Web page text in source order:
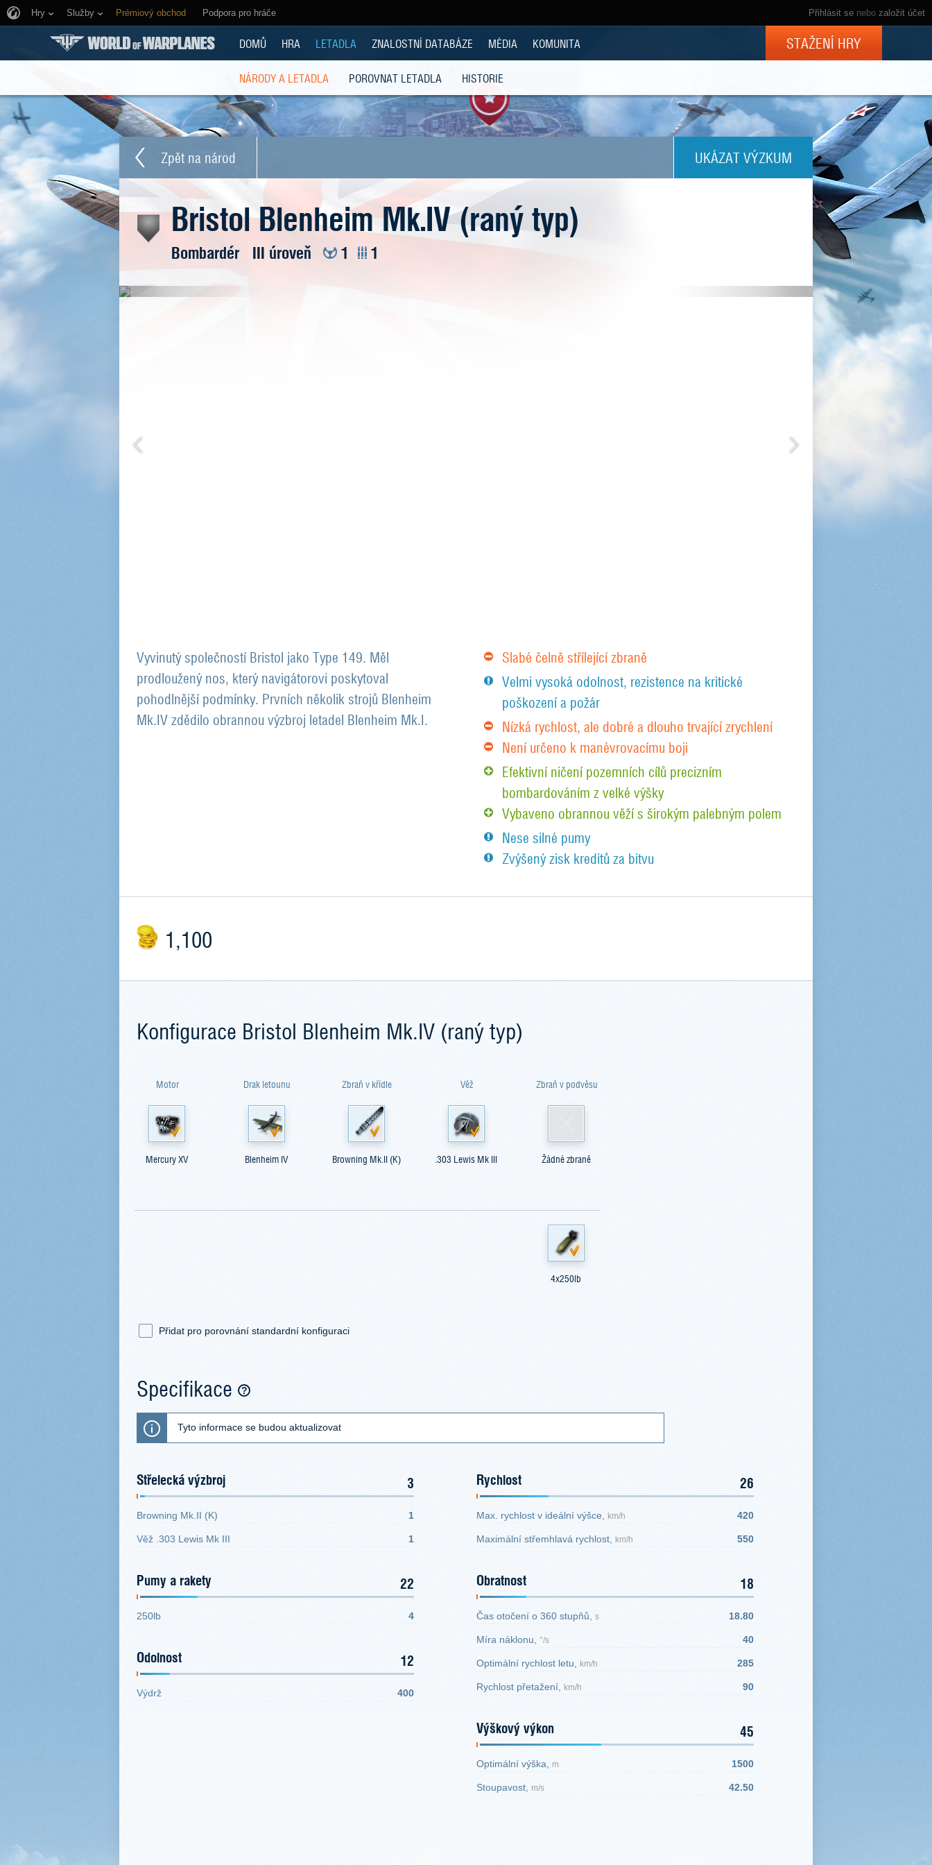
Přihlásit se nebo založit účet
Hry Služby Prémiový obchod Podpora pro hráče
DOMŮ HRA LETADLA ZNALOSTNÍ DATABÁZE MÉDIA KOMUNITA STAŽENÍ HRY
NÁRODY A LETADLA POROVNAT LETADLA HISTORIE
Zpět na národ UKÁZAT VÝZKUM
Bristol Blenheim Mk.IV (raný typ)
Bombardér III úroveň 1 1
Vyvinutý společností Bristol jako Type 149. Měl
prodloužený nos, který navigátorovi poskytoval
pohodlnější podmínky. Prvních několik strojů Blenheim
Mk.IV zdědilo obrannou výzbroj letadel Blenheim Mk.I.
Slabé čelně střílející zbraně
Velmi vysoká odolnost, rezistence na kritické
poškození a požár
Nízká rychlost, ale dobré a dlouho trvající zrychlení
Není určeno k manévrovacímu boji
Efektivní ničení pozemních cílů precizním
bombardováním z velké výšky
Vybaveno obrannou věží s širokým palebným polem
Nese silné pumy
Zvýšený zisk kreditů za bitvu
1,100
Konfigurace Bristol Blenheim Mk.IV (raný typ)
Motor
Mercury XV
Drak letounu
Blenheim IV
Zbraň v křídle
Browning Mk.II (K)
Věž
.303 Lewis Mk III
Zbraň v podvěsu
Žádné zbraně
4x250lb
Přidat pro porovnání standardní konfiguraci
Specifikace
Tyto informace se budou aktualizovat
Střelecká výzbroj 3
Browning Mk.II (K) 1
Věž .303 Lewis Mk III 1
Pumy a rakety 22
250lb 4
Odolnost 12
Výdrž 400
Rychlost 26
Max. rychlost v ideální výšce, km/h 420
Maximální střemhlavá rychlost, km/h 550
Obratnost 18
Čas otočení o 360 stupňů, s 18.80
Míra náklonu, °/s 40
Optimální rychlost letu, km/h 285
Rychlost přetažení, km/h 90
Výškový výkon 45
Optimální výška, m 1500
Stoupavost, m/s 42.50